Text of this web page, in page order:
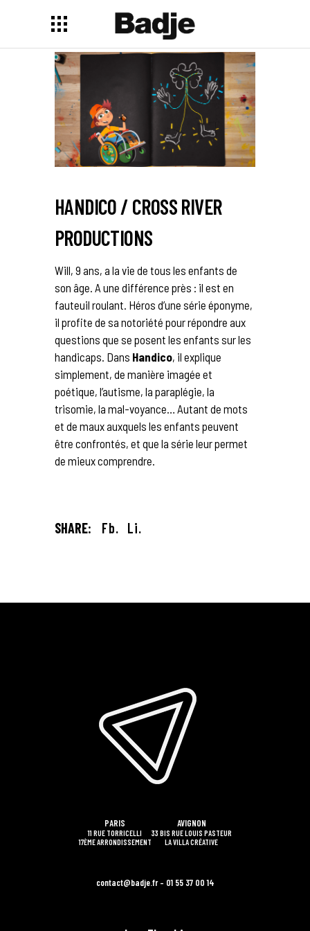
HANDICO / CROSS RIVER
PRODUCTIONS
Will, 9 ans, a la vie de tous les enfants de
son âge. A une différence près : il est en
fauteuil roulant. Héros d’une série éponyme,
il profite de sa notoriété pour répondre aux
questions que se posent les enfants sur les
handicaps. Dans Handico, il explique
simplement, de manière imagée et
poétique, l’autisme, la paraplégie, la
trisomie, la mal-voyance… Autant de mots
et de maux auxquels les enfants peuvent
être confrontés, et que la série leur permet
de mieux comprendre.
SHARE: Fb. Li.
PARIS
11 RUE TORRICELLI
17ÈME ARRONDISSEMENT
AVIGNON
33 BIS RUE LOUIS PASTEUR
LA VILLA CRÉATIVE
contact@badje.fr – 01 55 37 00 14